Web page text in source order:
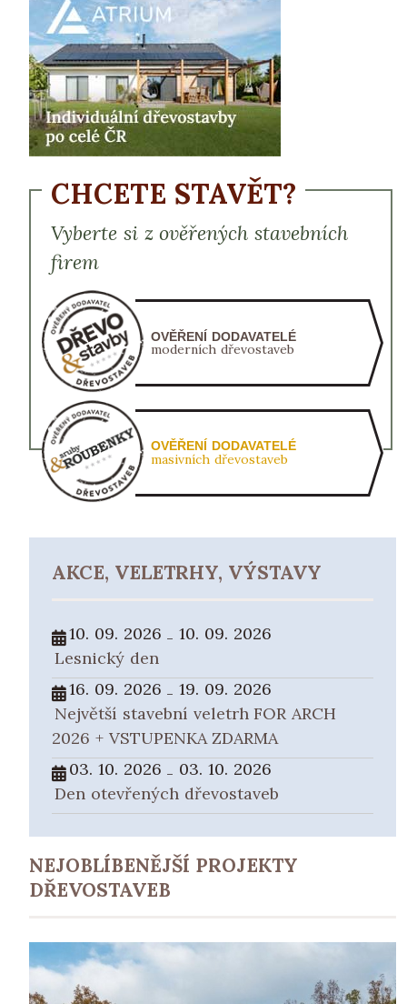
CHCETE STAVĚT?
Vyberte si z ověřených stavebních
firem
OVĚŘENÍ DODAVATELÉ
moderních dřevostaveb
OVĚŘENÍ DODAVATELÉ
masivních dřevostaveb
AKCE, VELETRHY, VÝSTAVY
10. 09. 2026 -10. 09. 2026
Lesnický den
16. 09. 2026 -19. 09. 2026
Největší stavební veletrh FOR ARCH
2026 + VSTUPENKA ZDARMA
03. 10. 2026 - 03. 10. 2026
Den otevřených dřevostaveb
NEJOBLÍBENĚJŠÍ PROJEKTY
DŘEVOSTAVEB